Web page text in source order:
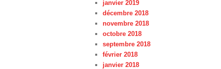
janvier 2019
décembre 2018
novembre 2018
octobre 2018
septembre 2018
février 2018
janvier 2018